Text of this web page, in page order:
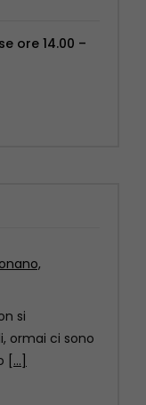
ore 14.00 –
Fauci